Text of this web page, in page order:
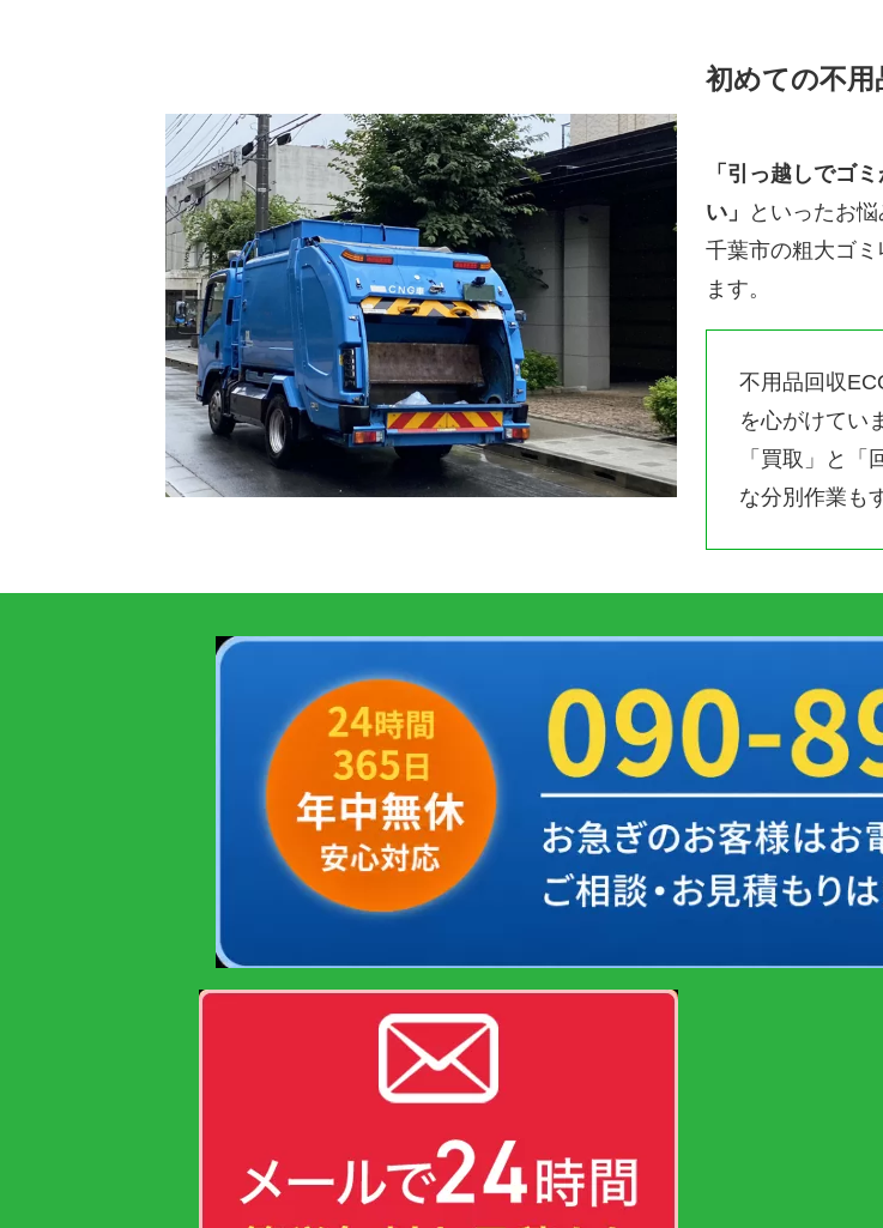
初めての不用
「引っ越しでゴ
い」
といったお
千葉市の粗大ゴ
ます。
不用品回収
を心がけてい
「買取」と
な分別作業も